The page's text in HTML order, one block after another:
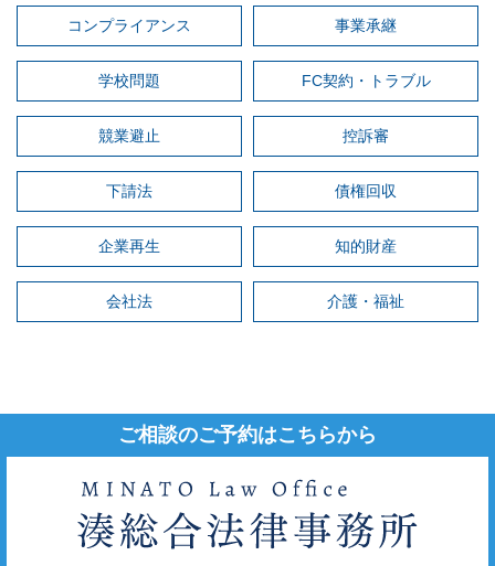
コンプライアンス 事業承継
学校問題 FC契約・トラブル
競業避止 控訴審
下請法 債権回収
企業再生 知的財産
会社法 介護・福祉
ご相談のご予約はこちらから